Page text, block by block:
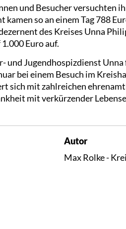
und Besucher versuchten
kamen so an einem Tag 788
des Kreises Unna
Euro auf.
und Jugendhospizdienst Unna
bei einem Besuch im
sich mit zahlreichen
mit verkürzender
Autor
Max Rolke -